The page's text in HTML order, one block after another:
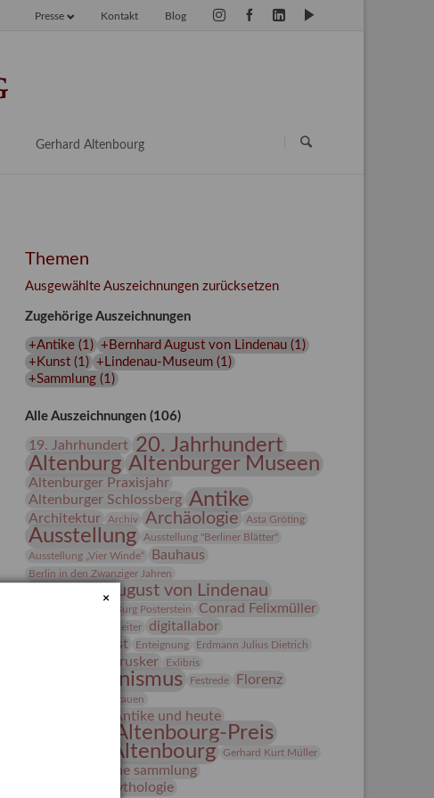
Blog
Kontakt
Presse
Gerhard Altenbourg
Themen
Ausgewählte Auszeichnungen zurücksetzen
Zugehörige Auszeichnungen
+Antike(1 ) +Bernhard August von Lindenau(1 )
+Kunst(1 ) +Lindenau-Museum(1 )
+Sammlung(1 )
Alle Auszeichnungen (106)
19. Jahrhundert 20. Jahrhundert
Altenburg Altenburger Museen
Altenburger Praxisjahr
Altenburger Schlossberg Antike
Architektur Archiv Archäologie Asta Gröting
Ausstellung
Ausstellung "Berliner Blätter"
Ausstellung „Vier Winde“
Bauhaus
Berlin in den Zwanziger Jahren
Bernhard August von Lindenau
Burg Posterstein Conrad Felixmüller
Der Blaue Reiter
digitallabor
Entartete Kunst
Enteignung
Erdmann Julius Dietrich
estrusker Exlibris
Expressionismus Festrede Florenz
frauen
Frauen in der Antike und heute
Gerhard-Altenbourg-Preis
Gerhard Altenbourg
Gerhard Kurt Müller
grafische sammlung
griechische Mythologie
×